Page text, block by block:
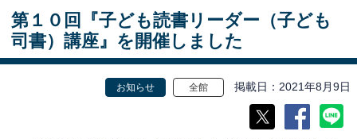
第１０回『子ども読書リーダー（子ども
司書）講座』を開催しました
お知らせ 全館 掲載日 2021年8月9日